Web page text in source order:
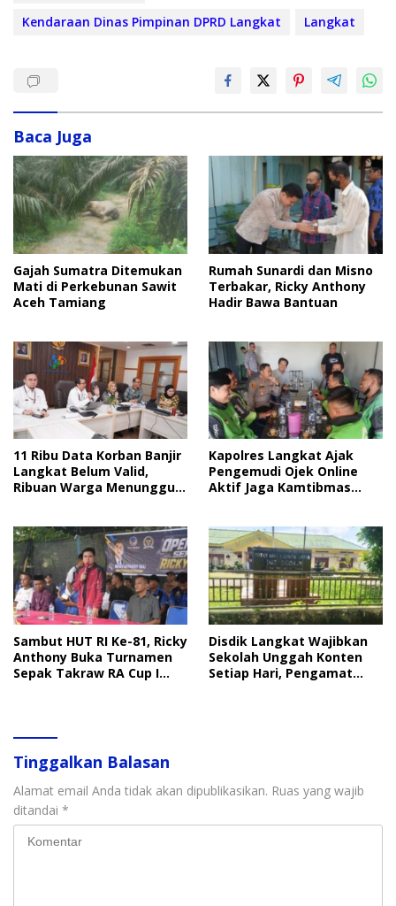
Kendaraan Dinas Pimpinan DPRD Langkat
Langkat
Baca Juga
Gajah Sumatra Ditemukan
Mati di Perkebunan Sawit
Aceh Tamiang
Rumah Sunardi dan Misno
Terbakar, Ricky Anthony
Hadir Bawa Bantuan
11 Ribu Data Korban Banjir
Langkat Belum Valid,
Ribuan Warga Menunggu
Kapolres Langkat Ajak
Pengemudi Ojek Online
Aktif Jaga Kamtibmas
Sambut HUT RI Ke-81, Ricky
Anthony Buka Turnamen
Sepak Takraw RA Cup I
Disdik Langkat Wajibkan
Sekolah Unggah Konten
Setiap Hari, Pengamat
Tinggalkan Balasan
Alamat email Anda tidak akan dipublikasikan. Ruas yang wajib
ditandai *